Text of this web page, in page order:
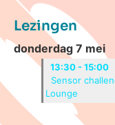
Lezingen
donderdag 7 mei
13:30 - 15:00
Sensor
Lounge